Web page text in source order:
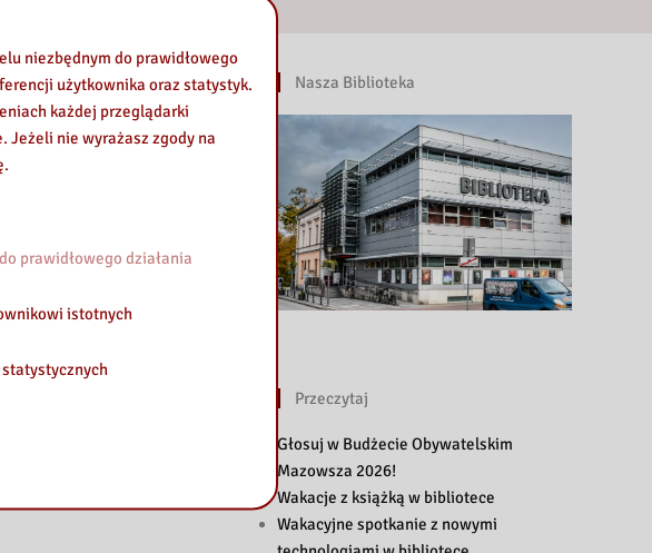
Nasza Biblioteka
Przeczytaj
Głosuj w Budżecie Obywatelskim
Mazowsza 2026!
Wakacje z książką w bibliotece
Wakacyjne spotkanie z nowymi
niezbędnym do prawidłowego
użytkownika oraz statystyk.
każdej przeglądarki
Jeżeli nie wyrażasz zgody na
prawidłowego działania
istotnych